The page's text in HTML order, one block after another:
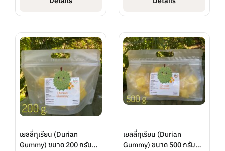
เยลลี่ทุเรียน (Durian
Gummy) ขนาด 200 กรัม
เยลลี่ทุเรียน (Durian
Gummy) ขนาด 500 กรัม